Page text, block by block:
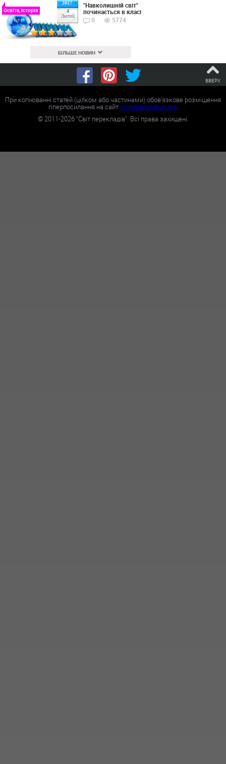
2017
4
Лютий
Освіта, Історія
"Навколишній світ"
починається в класі
0
5774
БІЛЬШЕ НОВИН
ВВЕРХ
При копіюванні статей (цілком або частинами) обов'язкове розміщення
гіперпосилання на сайтworldtranslation.org.
©2011-2026"Світ перекладів". Всі права захищені.